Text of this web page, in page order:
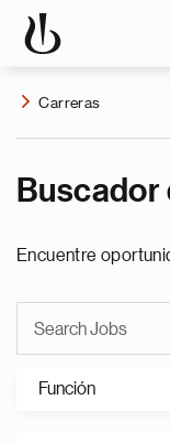
Carreras
Buscador
Encuentre
Función